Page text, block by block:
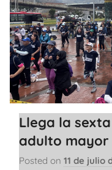
Llega la
adulto mayor
Posted on 11 de julio